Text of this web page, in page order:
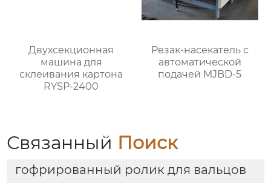
Двухсекционная
машина для
склеивания картона
RYSP-2400
Резак-насекатель с
автоматической
подачей MJBD-5
Связанный Поиск
гофрированный ролик для вальцов